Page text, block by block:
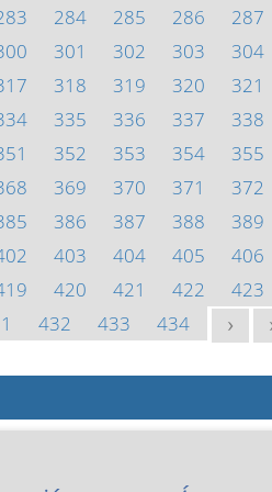
284 285 286 287
301 302 303 304
318 319 320 321
335 336 337 338
352 353 354 355
369 370 371 372
386 387 388 389
403 404 405 406
420 421 422 423
432 433 434 >